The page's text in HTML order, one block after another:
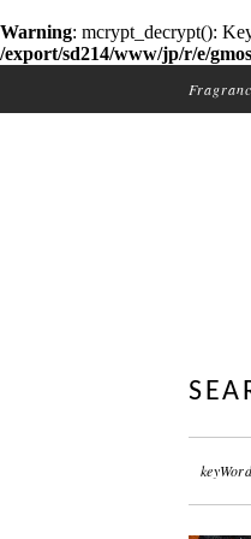
Warning: mcrypt_decrypt():
/export/sd214/www/jp/r/e/
keyWord